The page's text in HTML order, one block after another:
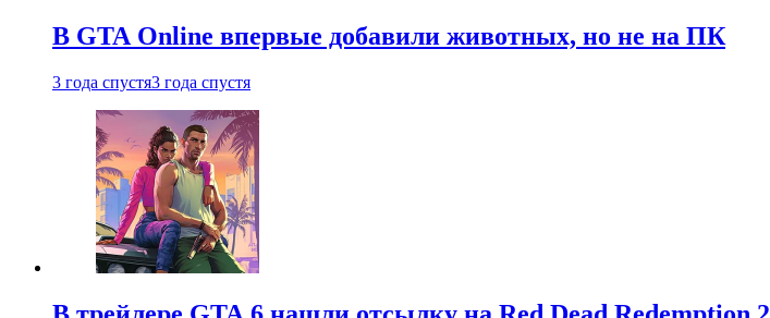
В GTA Online впервые добавили животных, но не на ПК
3 года спустя3 года спустя